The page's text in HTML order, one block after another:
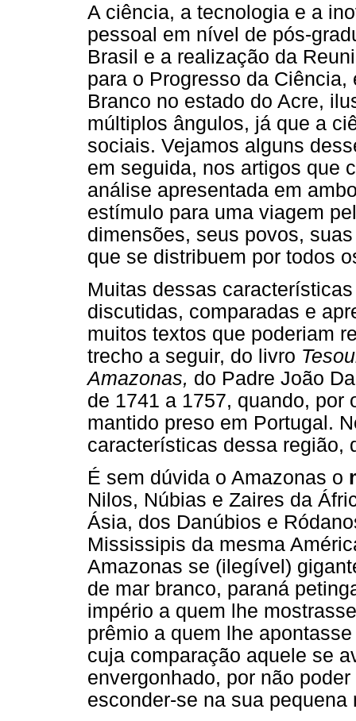
A ciência, a tecnologia e a
pessoal em nível de pós-
Brasil e a realização da
para o Progresso da
Branco no estado do Acre,
múltiplos ângulos, já que a
sociais. Vejamos alguns
em seguida, nos artigos que
análise apresentada em
estímulo para uma viagem
dimensões, seus povos,
que se distribuem por todos
Muitas dessas
discutidas, comparadas e
muitos textos que poderiam
trecho a seguir, do livro
Amazonas, do Padre João
de 1741 a 1757, quando, por
mantido preso em Portugal.
características dessa região,
É sem dúvida o Amazonas o
Nilos, Núbias e Zaires da
Ásia, dos Danúbios e
Mississipis da mesma
Amazonas se (ilegível)
de mar branco, paraná
império a quem lhe
prêmio a quem lhe
cuja comparação aquele se
envergonhado, por não
esconder-se na sua pequena